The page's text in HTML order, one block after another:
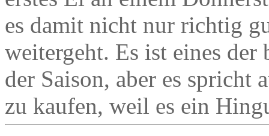
es damit nicht nur richtig
weitergeht. Es ist eines der
der Saison, aber es spricht
zu kaufen, weil es ein